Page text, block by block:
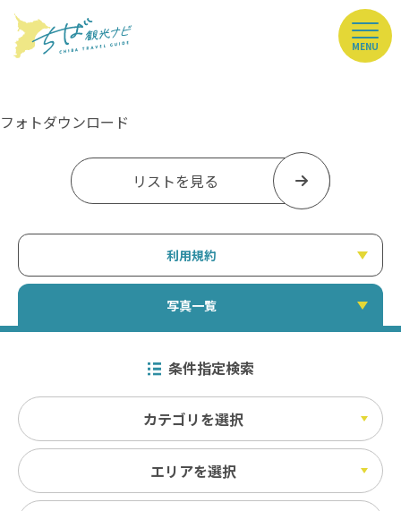
MENU
フォトダウンロード
リストを見る
利用規約
写真一覧
条件指定検索
カテゴリを選択
エリアを選択